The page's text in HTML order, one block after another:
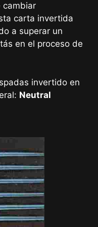
cambiar
carta invertida
a superar un
en el proceso de
invertido en
Neutral